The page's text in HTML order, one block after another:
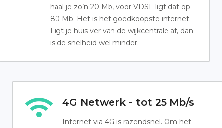
haal je zo’n 20 Mb, voor VDSL ligt dat op
80 Mb. Het is het goedkoopste internet.
Ligt je huis ver van de wijkcentrale af, dan
is de snelheid wel minder.
4G Netwerk - tot 25 Mb/s
Internet via 4G is razendsnel. Om het